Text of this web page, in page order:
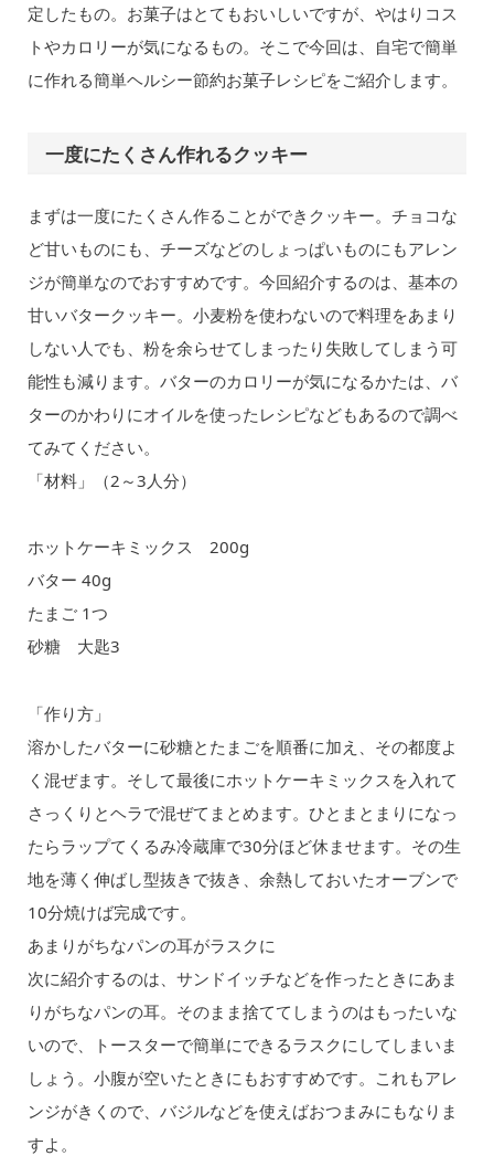
定したもの。お菓子はとてもおいしいですが、やはりコス
トやカロリーが気になるもの。そこで今回は、自宅で簡単
に作れる簡単ヘルシー節約お菓子レシピをご紹介します。
一度にたくさん作れるクッキー
まずは一度にたくさん作ることができクッキー。チョコな
ど甘いものにも、チーズなどのしょっぱいものにもアレン
ジが簡単なのでおすすめです。今回紹介するのは、基本の
甘いバタークッキー。小麦粉を使わないので料理をあまり
しない人でも、粉を余らせてしまったり失敗してしまう可
能性も減ります。バターのカロリーが気になるかたは、バ
ターのかわりにオイルを使ったレシピなどもあるので調べ
てみてください。
「材料」（2～3人分）
ホットケーキミックス 200g
バター 40g
たまご 1つ
砂糖 大匙3
「作り方」
溶かしたバターに砂糖とたまごを順番に加え、その都度よ
く混ぜます。そして最後にホットケーキミックスを入れて
さっくりとヘラで混ぜてまとめます。ひとまとまりになっ
たらラップてくるみ冷蔵庫で30分ほど休ませます。その生
地を薄く伸ばし型抜きで抜き、余熱しておいたオーブンで
10分焼けば完成です。
あまりがちなパンの耳がラスクに
次に紹介するのは、サンドイッチなどを作ったときにあま
りがちなパンの耳。そのまま捨ててしまうのはもったいな
いので、トースターで簡単にできるラスクにしてしまいま
しょう。小腹が空いたときにもおすすめです。これもアレ
ンジがきくので、バジルなどを使えばおつまみにもなりま
すよ。